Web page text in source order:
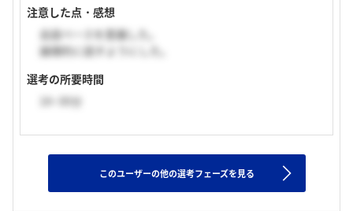
注意した点・感想
会話ベースを意識した。
論理的に話すようにした。
選考の所要時間
16~30分
このユーザーの他の選考フェーズを見る